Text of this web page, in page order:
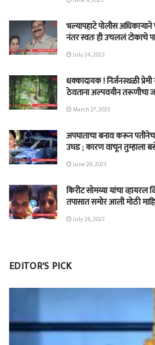
भल्यापहाटे पोलीस
नंतर स्वतः ही उचललं टोकाचे
July 24, 2023
धक्कादायक ! निर्जनस्थळी
ठेवताना अल्पवयीन तरूणीचा
March 27, 2023
अपघाताचा बनाव करून
उघड ; कारण वाचून तुम्हाला
June 29, 2023
किरीट सोमय्या यांचा व्हायरल
तपासात समोर आली मोठी
July 26, 2023
EDITOR'S PICK